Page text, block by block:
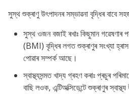
সুস্থ শুক্ৰাণু উৎপাদনৰ সম্ভাৱনা বৃদ্ধিৰ বাবে
সুস্থ ওজন বজাই ৰখাঃ কিছুমান গৱেষণাৰ
(BMI) বৃদ্ধিৰ লগত শুক্ৰাণুৰ সংখ্যা
পোৱাৰ সম্পৰ্ক আছে।
স্বাস্থ্যসন্মত খাদ্য গ্ৰহণ কৰাঃ প্ৰচুৰ
বাছি লওক, এন্টিঅক্সিডেন্টে শুক্ৰাণুৰ